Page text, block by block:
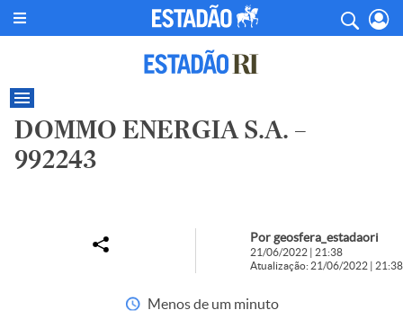
DOMMO ENERGIA S.A. –
992243
Por geosfera_estadaori
21/06/2022 | 21:38
Atualização: 21/06/2022 | 21:38
Menos de um minuto